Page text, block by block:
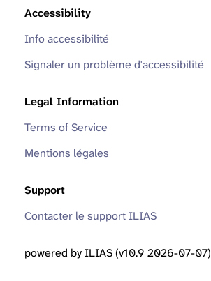
Accessibility
Info accessibilité
Signaler un problème d'accessibilité
Legal Information
Terms of Service
Mentions légales
Support
Contacter le support ILIAS
powered by ILIAS (v10.9 2026-07-07)